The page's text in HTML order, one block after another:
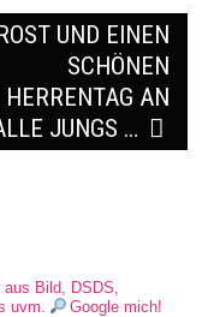
UND EINEN
SCHÖNEN
HERRENTAG AN
JUNGS …
Bild, DSDS,
uvm.
Google mich!